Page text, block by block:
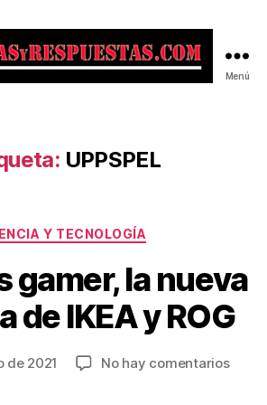
Menú
UPPSPEL
Categorías
Y TECNOLOGÍA
gamer, la nueva
de IKEA y ROG
de 2021 No hay comentariosen